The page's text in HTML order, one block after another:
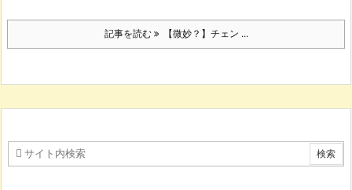
記事を読む 【微妙？】チェン ...